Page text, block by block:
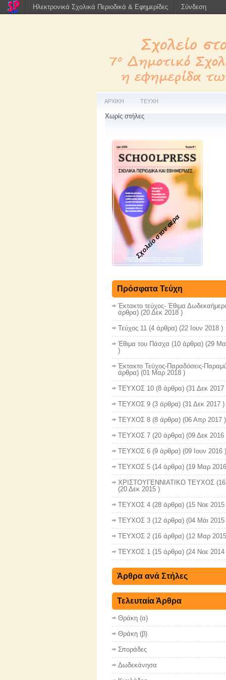
ΑΡΧΙΚΗ ΤΕΥΧΗ
Χωρίς στήλες
Σχολείο στον αέρα
Πρόσφατα Τεύχη
Έκτακτο τεύχος- Έθιμα
άρθρα) (20 Δεκ 2018 )
Τεύχος 11 (4 άρθρα) (22 Ιουν 2018 )
Έθιμα του Πάσχα (10 άρθρα) (29
)
Έκτακτο Τεύχος-Παραδόσεις-
άρθρα) (01 Μαρ 2018 )
ΤΕΥΧΟΣ 10 (8 άρθρα) (31 Δεκ 2017
ΤΕΥΧΟΣ 9 (3 άρθρα) (31 Δεκ 2017 )
ΤΕΥΧΟΣ 8 (8 άρθρα) (06 Απρ 2017 )
ΤΕΥΧΟΣ 7 (20 άρθρα) (09 Δεκ 2016
ΤΕΥΧΟΣ 6 (9 άρθρα) (09 Ιουν 2016 )
ΤΕΥΧΟΣ 5 (14 άρθρα) (19 Μαρ
ΧΡΙΣΤΟΥΓΕΝΝΙΑΤΙΚΟ ΤΕΥΧΟΣ
(20 Δεκ 2015 )
ΤΕΥΧΟΣ 4 (28 άρθρα) (15 Νοε 2015
ΤΕΥΧΟΣ 3 (12 άρθρα) (04 Μάι 2015
ΤΕΥΧΟΣ 2 (16 άρθρα) (12 Μαρ
ΤΕΥΧΟΣ 1 (15 άρθρα) (24 Νοε 2014
Άρθρα ανά Στήλες
Τελευταία Άρθρα
Θράκη (α)
Θράκη (β)
Σποράδες
Δωδεκάνησα
Ηλεκτρονικά Σχολικά Περιοδικά & Εφημερίδες Σύνδεση